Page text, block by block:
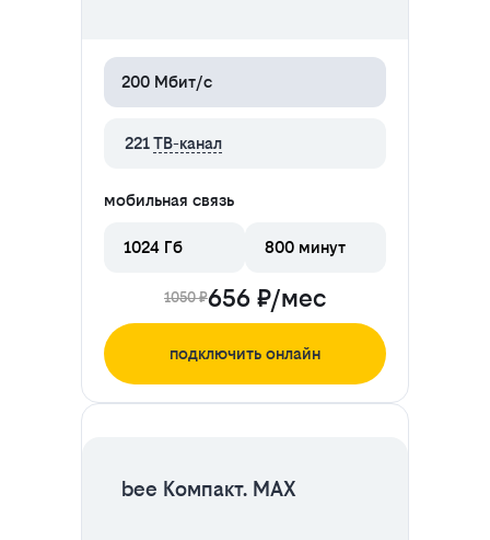
200 Мбит/с
221ТВ-канал
мобильная связь
1024 Гб 800 минут
1050 ₽656 ₽/мес
подключить онлайн
bee Компакт. MAX